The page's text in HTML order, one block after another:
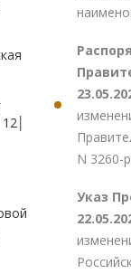
N 3260-
Указ